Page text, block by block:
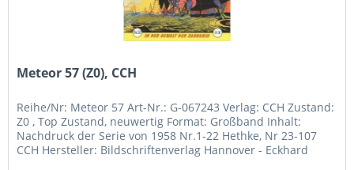
Meteor 57 (Z0), CCH
Reihe/Nr: Meteor 57 Art-Nr.: G-067243 Verlag: CCH Zustand:
Z0 , Top Zustand, neuwertig Format: Großband Inhalt:
Nachdruck der Serie von 1958 Nr.1-22 Hethke, Nr 23-107
CCH Hersteller: Bildschriftenverlag Hannover - Eckhard